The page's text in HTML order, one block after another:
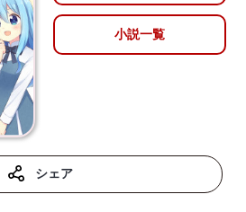
小説一覧
シェア